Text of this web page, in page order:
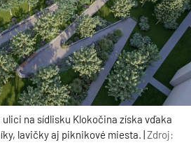
na sídlisku Klokočina získa vďaka
lavičky aj piknikové miesta. |Zdroj: